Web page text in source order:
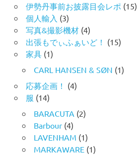
伊勢丹事前お披露目会レポ (15)
個人輸入 (3)
写真&撮影機材(4)
出張もでぃふぁいど！ (15)
家具(1)
CARL HANSEN & SØN (1)
応募企画！ (4)
服 (14)
BARACUTA (2)
Barbour(4)
LAVENHAM (1)
MARKAWARE(1)